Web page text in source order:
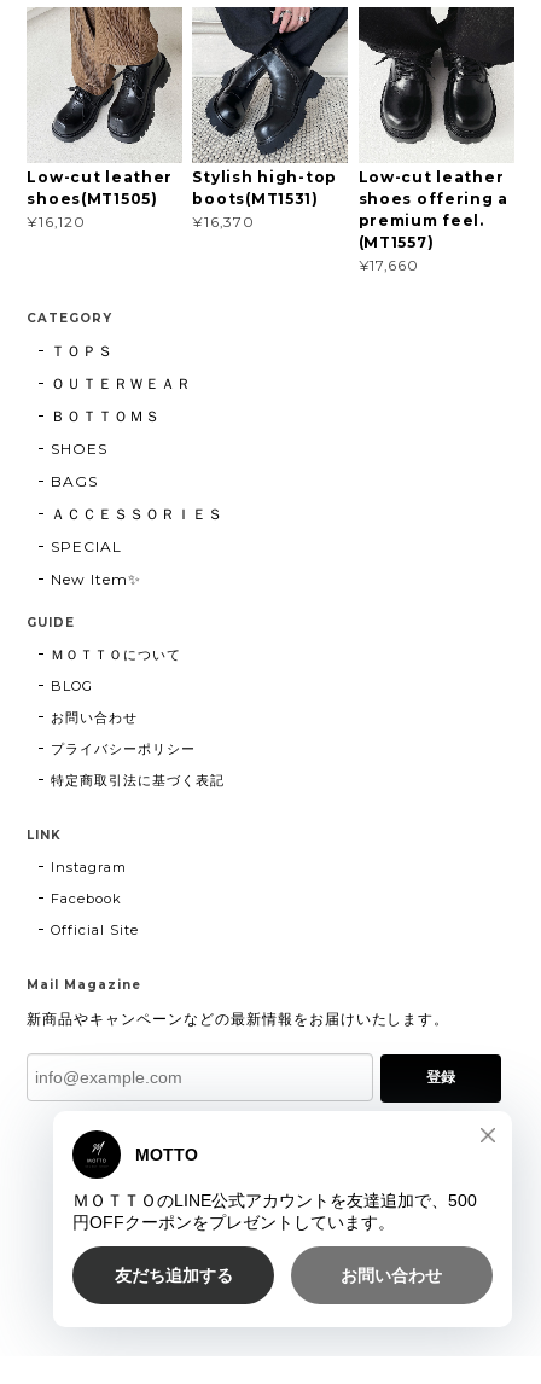
Low-cut leather
shoes(MT1505)
¥16,120
Stylish high-top
boots(MT1531)
¥16,370
Low-cut leather
shoes offering a
premium feel.
(MT1557)
¥17,660
CATEGORY
ＴＯＰＳ
ＯＵＴＥＲＷＥＡＲ
ＢＯＴＴＯＭＳ
SHOES
BAGS
ＡＣＣＥＳＳＯＲＩＥＳ
SPECIAL
New Item✨
GUIDE
ＭＯＴＴＯについて
BLOG
お問い合わせ
プライバシーポリシー
特定商取引法に基づく表記
LINK
Instagram
Facebook
Official Site
Mail Magazine
新商品やキャンペーンなどの最新情報をお届けいたします。
登録